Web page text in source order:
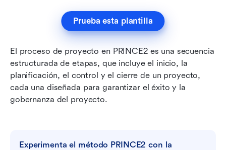
Prueba esta plantilla
El proceso de proyecto en PRINCE2 es una secuencia
estructurada de etapas, que incluye el inicio, la
planificación, el control y el cierre de un proyecto,
cada una diseñada para garantizar el éxito y la
gobernanza del proyecto.
Experimenta el método PRINCE2 con la